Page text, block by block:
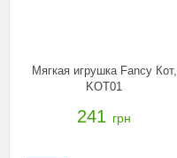
Мягкая игрушка Fancy Кот,
KOT01
241 грн